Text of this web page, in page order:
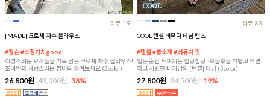
리뷰:19
[MADE] 크로셰 자수 블라우스
#청순 #소장가치good
여성스러운 요소들을 가득 담은 크로셰 자수 블라우스!
조아맘과 사랑스러운 썸머룩 즐겨보세요 (2color)
26,800원 43,000원 38%
리뷰:83
COOL 텐셀 버뮤다 데님 팬츠
#텐셀 #쿨소재 #버뮤다 핏
입는 순간 느껴지는 찰랑찰랑~후들후들 가볍고 유연
하고 시원한 터치감의 [텐셀] 데님 (5color)
27,800원 34,500원 19%